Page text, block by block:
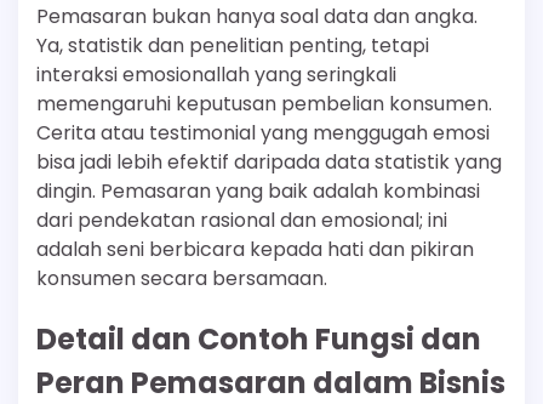
Pemasaran bukan hanya soal data dan angka.
Ya, statistik dan penelitian penting, tetapi
interaksi emosionallah yang seringkali
memengaruhi keputusan pembelian konsumen.
Cerita atau testimonial yang menggugah emosi
bisa jadi lebih efektif daripada data statistik yang
dingin. Pemasaran yang baik adalah kombinasi
dari pendekatan rasional dan emosional; ini
adalah seni berbicara kepada hati dan pikiran
konsumen secara bersamaan.
Detail dan Contoh Fungsi dan
Peran Pemasaran dalam Bisnis